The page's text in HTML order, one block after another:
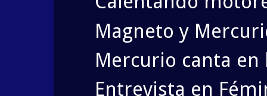
Magneto y
Mercurio canta en
Entrevista en